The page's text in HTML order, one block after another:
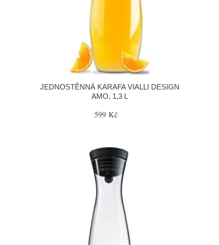
JEDNOSTĚNNÁ KARAFA VIALLI DESIGN
AMO, 1,3 L
599 Kč